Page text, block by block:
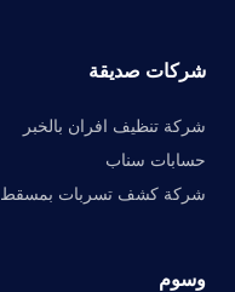
شركات صديقة
شركة تنظيف افران بالخبر
حسابات سناب
شركة كشف تسربات بمسقط
وسوم